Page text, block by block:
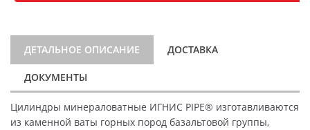
ДЕТАЛЬНОЕ ОПИСАНИЕ ДОСТАВКА
ДОКУМЕНТЫ
Цилиндры минераловатные ИГНИС PIPE® изготавливаются
из каменной ваты горных пород базальтовой группы,